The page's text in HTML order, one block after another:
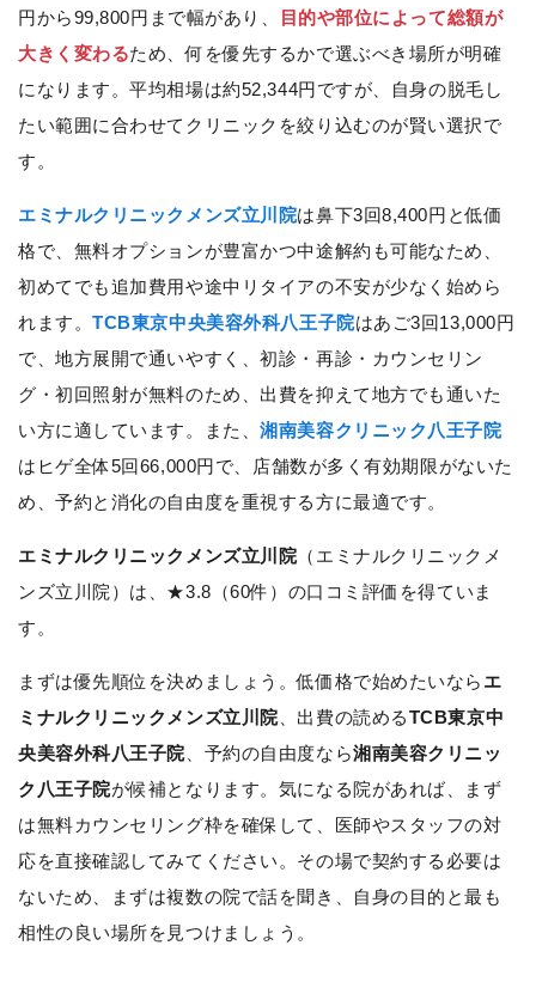
円から99,800円まで幅があり、
目的や部位によって総額が
大きく変わるため、何を優先するかで選ぶべき場所が明確
になります。平均相場は約52,344円ですが、自身の脱毛し
たい範囲に合わせてクリニックを絞り込むのが賢い選択で
す。
エミナルクリニックメンズ立川院は鼻下3回8,400円と低価
格で、無料オプションが豊富かつ中途解約も可能なため、
初めてでも追加費用や途中リタイアの不安が少なく始めら
れます。TCB東京中央美容外科八王子院はあご3回13,000円
で、地方展開で通いやすく、初診・再診・カウンセリン
グ・初回照射が無料のため、出費を抑えて地方でも通いた
い方に適しています。また、湘南美容クリニック八王子院
はヒゲ全体5回66,000円で、店舗数が多く有効期限がないた
め、予約と消化の自由度を重視する方に最適です。
エミナルクリニックメンズ立川院（エミナルクリニックメ
ンズ立川院）は、★3.8（60件）の口コミ評価を得ていま
す。
まずは優先順位を決めましょう。低価格で始めたいなら エ
ミナルクリニックメンズ立川院、出費の読めるTCB東京中
央美容外科八王子院 、予約の自由度なら湘南美容クリニッ
ク八王子院が候補となります。気になる院があれば、まず
は無料カウンセリング枠を確保して、医師やスタッフの対
応を直接確認してみてください。その場で契約する必要は
ないため、まずは複数の院で話を聞き、自身の目的と最も
相性の良い場所を見つけましょう。